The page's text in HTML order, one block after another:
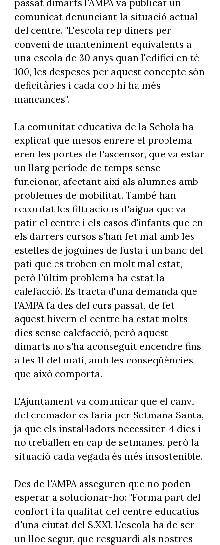
passat dimarts l'AMPA va publicar un
comunicat denunciant la situació actual
del centre. "L'escola rep diners per
conveni de manteniment equivalents a
una escola de 30 anys quan l'edifici en té
100, les despeses per aquest concepte són
deficitàries i cada cop hi ha més
mancances".
La comunitat educativa de la Schola ha
explicat que mesos enrere el problema
eren les portes de l'ascensor, que va estar
un llarg període de temps sense
funcionar, afectant així als alumnes amb
problemes de mobilitat. També han
recordat les filtracions d'aigua que va
patir el centre i els casos d'infants que en
els darrers cursos s'han fet mal amb les
estelles de joguines de fusta i un banc del
pati que es troben en molt mal estat,
però l'últim problema ha estat la
calefacció. Es tracta d'una demanda que
l'AMPA fa des del curs passat, de fet
aquest hivern el centre ha estat molts
dies sense calefacció, però aquest
dimarts no s'ha aconseguit encendre fins
a les 11 del matí, amb les conseqüències
que això comporta.
L'Ajuntament va comunicar que el canvi
del cremador es faria per Setmana Santa,
ja que els instal·ladors necessiten 4 dies i
no treballen en cap de setmanes, però la
situació cada vegada és més insostenible.
Des de l'AMPA asseguren que no poden
esperar a solucionar-ho: "Forma part del
confort i la qualitat del centre educatius
d'una ciutat del S.XXI. L'escola ha de ser
un lloc segur, que resguardi als nostres